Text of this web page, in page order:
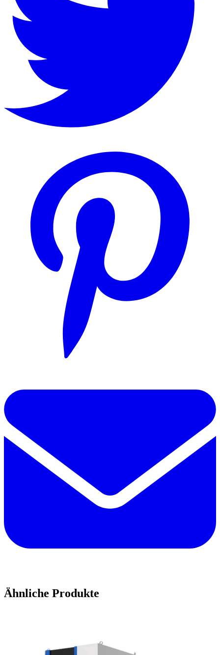
Ähnliche Produkte